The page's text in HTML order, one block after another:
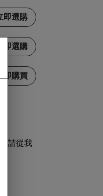
即選購
立即選購
即購買
請從我